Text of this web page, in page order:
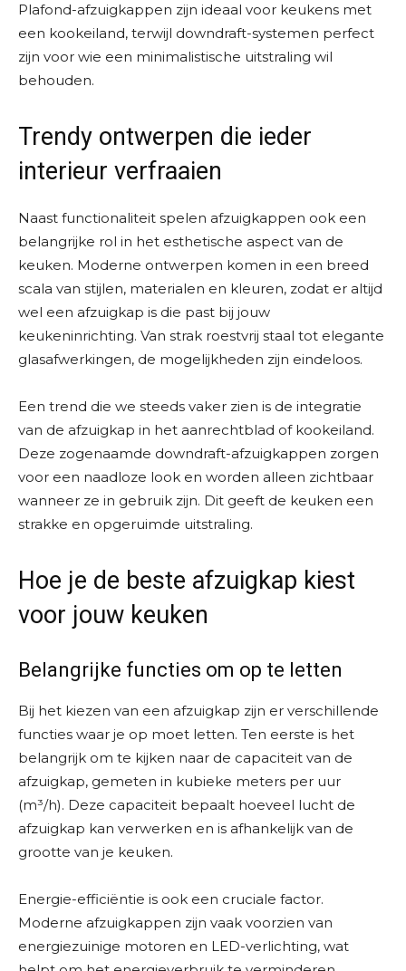
Plafond-afzuigkappen zijn ideaal voor keukens met
een kookeiland, terwijl downdraft-systemen perfect
zijn voor wie een minimalistische uitstraling wil
behouden.
Trendy ontwerpen die ieder
interieur verfraaien
Naast functionaliteit spelen afzuigkappen ook een
belangrijke rol in het esthetische aspect van de
keuken. Moderne ontwerpen komen in een breed
scala van stijlen, materialen en kleuren, zodat er altijd
wel een afzuigkap is die past bij jouw
keukeninrichting. Van strak roestvrij staal tot elegante
glasafwerkingen, de mogelijkheden zijn eindeloos.
Een trend die we steeds vaker zien is de integratie
van de afzuigkap in het aanrechtblad of kookeiland.
Deze zogenaamde downdraft-afzuigkappen zorgen
voor een naadloze look en worden alleen zichtbaar
wanneer ze in gebruik zijn. Dit geeft de keuken een
strakke en opgeruimde uitstraling.
Hoe je de beste afzuigkap kiest
voor jouw keuken
Belangrijke functies om op te letten
Bij het kiezen van een afzuigkap zijn er verschillende
functies waar je op moet letten. Ten eerste is het
belangrijk om te kijken naar de capaciteit van de
afzuigkap, gemeten in kubieke meters per uur
(m³/h). Deze capaciteit bepaalt hoeveel lucht de
afzuigkap kan verwerken en is afhankelijk van de
grootte van je keuken.
Energie-efficiëntie is ook een cruciale factor.
Moderne afzuigkappen zijn vaak voorzien van
energiezuinige motoren en LED-verlichting, wat